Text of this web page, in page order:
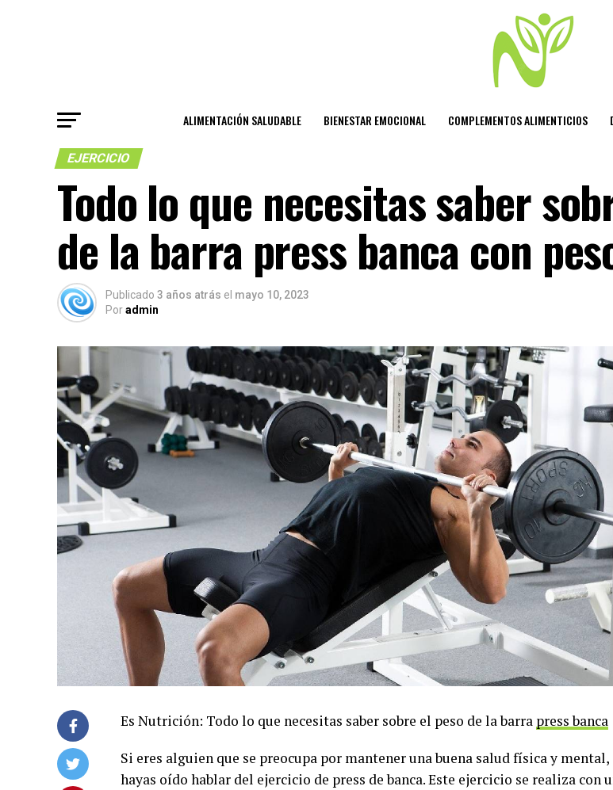
ALIMENTACIÓN SALUDABLE BIENESTAR EMOCIONAL COMPLEMENTOS ALIMENTICIOS
EJERCICIO
Todo lo que necesitas saber
de la barra press banca con
Publicado 3 años atrás el mayo 10, 2023
Poradmin
Es Nutrición: Todo lo que necesitas saber sobre el peso de la barra press banca
Si eres alguien que se preocupa por mantener una buena salud física y mental,
hayas oído hablar del ejercicio de press de banca. Este ejercicio se realiza con